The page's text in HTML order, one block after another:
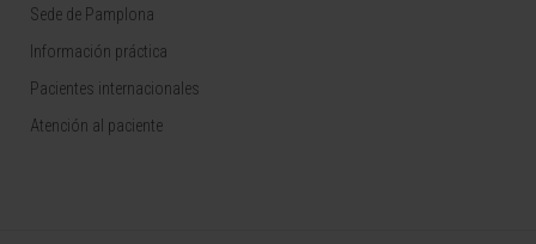
Sede de Pamplona
Información práctica
Pacientes internacionales
Atención al paciente